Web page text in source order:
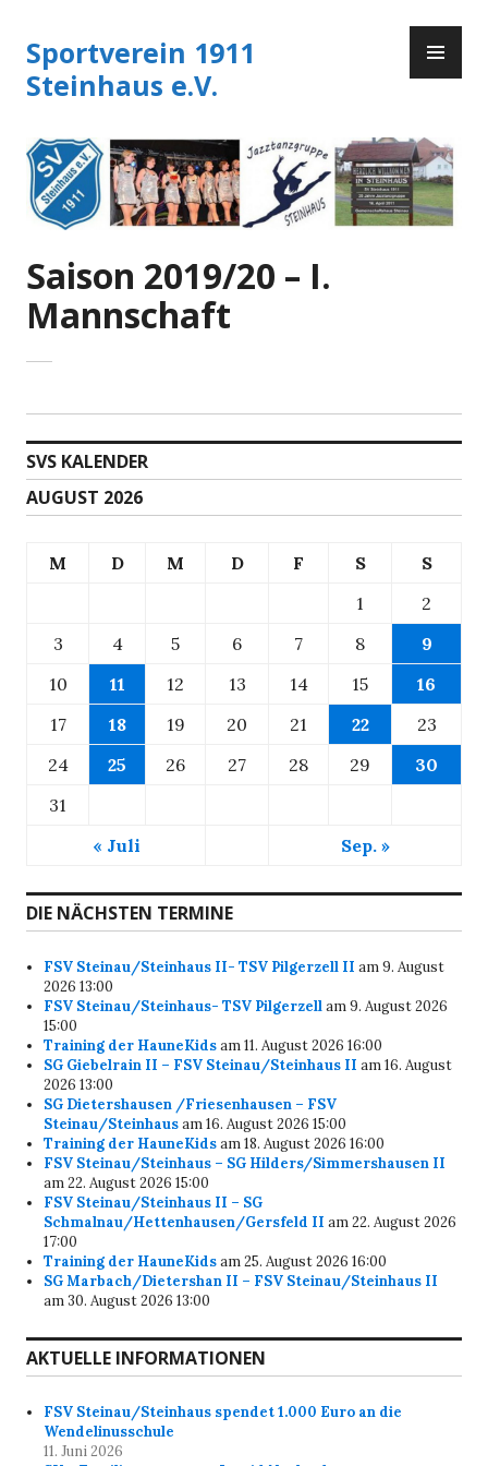
Inhalt
springen
Sportverein 1911
Steinhaus e.V.
Saison 2019/20 – I.
Mannschaft
SVS KALENDER
AUGUST 2026
M D M D F S
S
1
2
3
4 5 6 7 8
9
10
11 12 13 14 15
16
17
18 19 20 21 22
23
24
25 26 27 28 29
30
31
« Juli
Sep. »
DIE NÄCHSTEN TERMINE
FSV Steinau/Steinhaus II- TSV Pilgerzell II am 9. August
2026 13:00
FSV Steinau/Steinhaus- TSV Pilgerzellam 9. August 2026
15:00
Training der HauneKidsam 11. August 2026 16:00
SG Giebelrain II – FSV Steinau/Steinhaus II am 16. August
2026 13:00
SG Dietershausen /Friesenhausen – FSV
Steinau/Steinhausam 16. August 2026 15:00
Training der HauneKidsam 18. August 2026 16:00
FSV Steinau/Steinhaus – SG Hilders/Simmershausen II
am 22. August 2026 15:00
FSV Steinau/Steinhaus II – SG
Schmalnau/Hettenhausen/Gersfeld II am 22. August 2026
17:00
Training der HauneKidsam 25. August 2026 16:00
SG Marbach/Dietershan II – FSV Steinau/Steinhaus II
am 30. August 2026 13:00
AKTUELLE INFORMATIONEN
FSV Steinau/Steinhaus spendet 1.000 Euro an die
Wendelinusschule
11. Juni 2026